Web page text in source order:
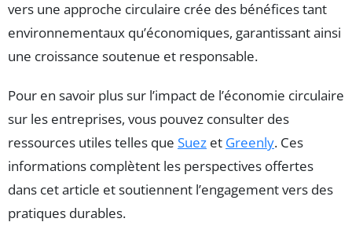
vers une approche circulaire crée des bénéfices tant
environnementaux qu’économiques, garantissant ainsi
une croissance soutenue et responsable.
Pour en savoir plus sur l’impact de l’économie circulaire
sur les entreprises, vous pouvez consulter des
ressources utiles telles que Suez et Greenly. Ces
informations complètent les perspectives offertes
dans cet article et soutiennent l’engagement vers des
pratiques durables.